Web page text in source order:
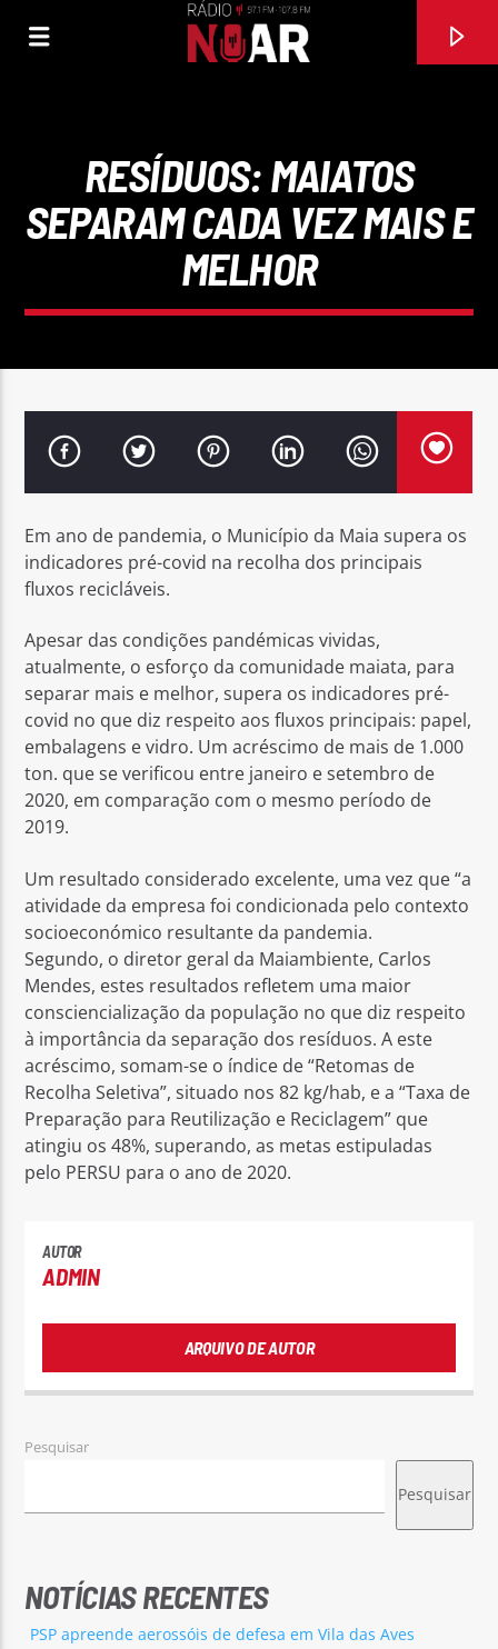
NOTICIAS
Rádio No ar
RESÍDUOS: MAIATOS
SEPARAM CADA VEZ MAIS E
MELHOR
Em ano de pandemia, o Município da Maia supera os
indicadores pré-covid na recolha dos principais
fluxos recicláveis.
Apesar das condições pandémicas vividas,
atualmente, o esforço da comunidade maiata, para
separar mais e melhor, supera os indicadores pré-
covid no que diz respeito aos fluxos principais: papel,
embalagens e vidro. Um acréscimo de mais de 1.000
ton. que se verificou entre janeiro e setembro de
2020, em comparação com o mesmo período de
2019.
Um resultado considerado excelente, uma vez que “a
atividade da empresa foi condicionada pelo contexto
socioeconómico resultante da pandemia.
Segundo, o diretor geral da Maiambiente, Carlos
Mendes, estes resultados refletem uma maior
consciencialização da população no que diz respeito
à importância da separação dos resíduos. A este
acréscimo, somam-se o índice de “Retomas de
Recolha Seletiva”, situado nos 82 kg/hab, e a “Taxa de
Preparação para Reutilização e Reciclagem” que
atingiu os 48%, superando, as metas estipuladas
pelo PERSU para o ano de 2020.
AUTOR
ADMIN
ARQUIVO DE AUTOR
Pesquisar
Pesquisar
NOTÍCIAS RECENTES
PSP apreende aerossóis de defesa em Vila das Aves